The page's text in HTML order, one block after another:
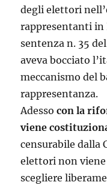
degli elettori
rappresentanti in
sentenza n. 35
aveva bocciato
meccanismo del
rappresentanza.
Adessocon la
viene
censurabile dalla
elettori non
scegliere